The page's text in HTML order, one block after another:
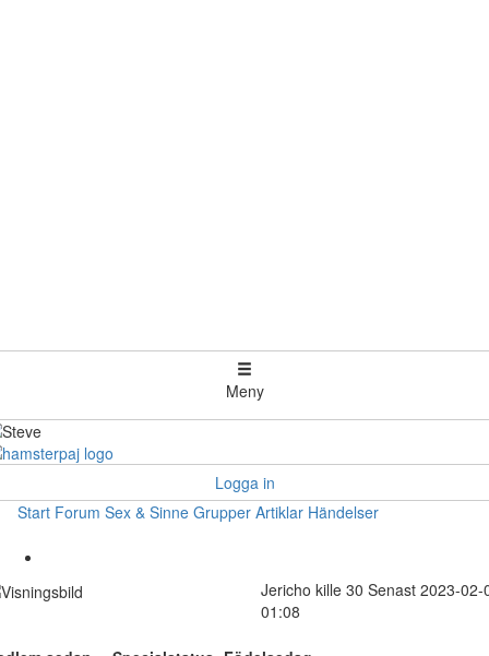
Meny
Logga in
Start Forum Sex & Sinne Grupper Artiklar Händelser
Jericho kille 30 Senast 2023-02-
01:08